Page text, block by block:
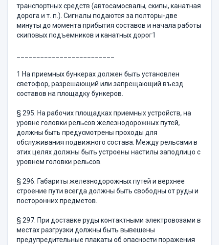
транспорт­ных средств (автосамосвалы, скипы, канатная
дорога и т. п.). Сиг­налы подаются за полторы-две
минуты до момента прибытия со­ставов и начала работы
скиповых подъемников и канатных дорог1
1 На приемных бункерах должен быть установлен
светофор, разрешающий или запрещающий въезд
составов на площадку бункеров.
§ 295. На рабочих площадках приемных устройств, на
уровне головки рельсов железнодорожных путей,
должны быть предусмот­рены проходы для
обслуживания подвижного состава. Между рель­сами в
этих целях должны быть устроены настилы заподлицо с
уровнем головки рельсов.
§ 296. Габариты железнодорожных путей и верхнее
строение пути всегда должны быть свободны от руды и
посторонних пред­метов.
§ 297. При доставке руды контактными электровозами в
местах разгрузки должны быть вывешены
предупредительные плакаты об опасности поражения